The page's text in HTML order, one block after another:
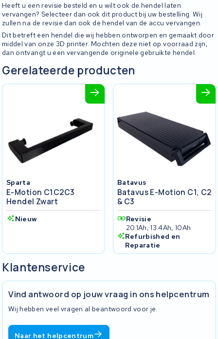
Heeft u een revisie besteld en u wilt ook de hendel laten
vervangen? Selecteer dan ook dit product bij uw bestelling. Wij
zullen na de revisie dan ook de hendel van de accu vervangen.
Dit betreft een hendel die wij hebben ontworpen en gemaakt door
middel van onze 3D printer. Mochten deze niet op voorraad zijn,
dan ontvangt u een vervangende originele gebruikte hendel.
Gerelateerde producten
Sparta
E-Motion C1C2C3
Hendel Zwart
Nieuw
Batavus
Batavus E-Motion C1, C2
& C3
Revisie
20.1Ah, 13.4Ah, 10Ah
Refurbished en
Reparatie
Klantenservice
Vind antwoord op jouw vraag in ons helpcentrum
Wij hebben veel vragen al beantwoord voor je.
Naar het helpcentrum